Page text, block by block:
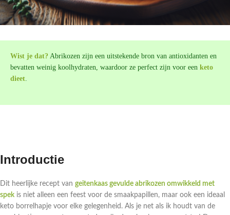
Wist je dat? Abrikozen zijn een uitstekende bron van antioxidanten en
bevatten weinig koolhydraten, waardoor ze perfect zijn voor een keto
dieet.
Introductie
Dit heerlijke recept van geitenkaas gevulde abrikozen omwikkeld met
spek is niet alleen een feest voor de smaakpapillen, maar ook een ideaal
keto borrelhapje voor elke gelegenheid. Als je net als ik houdt van de